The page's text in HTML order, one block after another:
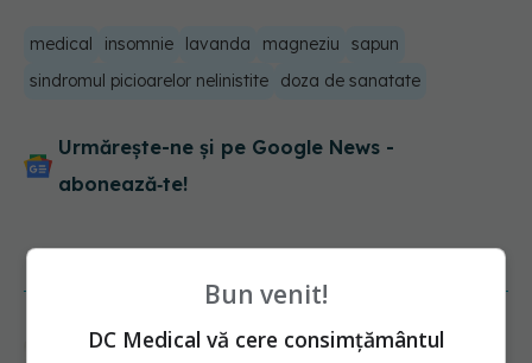
medical insomnie lavanda magneziu
sapun
sindromul picioarelor nelinistite
doza de sanatate
Urmărește-ne și pe Google News -
abonează‑te!
NOUTĂȚI
Ce poți mânca și ce trebuie să eviți
Bun venit!
DC Medical vă cere consimțământul